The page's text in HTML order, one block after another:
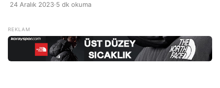
belirgin özellik vardır. İlk olarak, bu kahramanların
yönlüdür. Yani, sadece kuvvet gelişimi değil, aynı zamanda
dayanıklılık, hız ve çeviklik gibi çeşitli fiziksel yetenekleri
geliştirmeye odaklanırlar. Ağırlık kaldırma bu üç antrenman
[…]
24 Aralık 2023·5 dk okuma